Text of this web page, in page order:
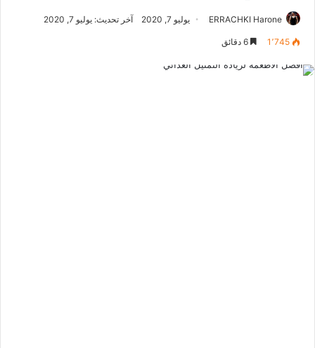
ERRACHKI Harone يوليو 7, 2020 آخر تحديث: يوليو 7, 2020
1٬745